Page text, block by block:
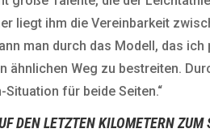
liegt ihm die Vereinbarkeit
man durch das Modell, das
ähnlichen Weg zu bestreiten.
Situation für beide Seiten.“
DEN LETZTEN KILOMETERN ZUM